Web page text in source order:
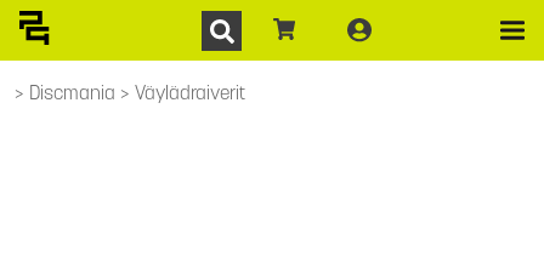
Discmania Väylädraiverit